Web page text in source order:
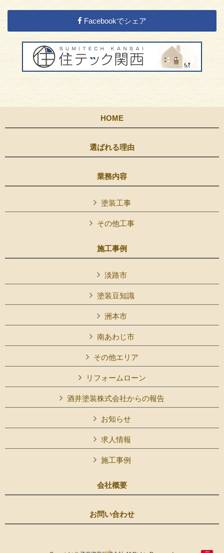
Facebookでシェア
HOME
選ばれる理由
業務内容
塗装工事
その他工事
施工事例
淡路市
塗装豆知識
洲本市
南あわじ市
その他エリア
リフォームローン
酒井塗装株式会社からの報告
お知らせ
求人情報
施工事例
会社概要
お問い合わせ